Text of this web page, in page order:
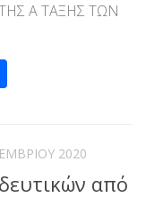
Α ΤΑΞΗΣ ΤΩΝ
2020
από